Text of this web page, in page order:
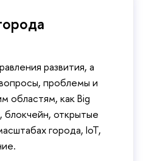
развития, а
проблемы и
областям, как Big
блокчейн, открытые
города, IoT,